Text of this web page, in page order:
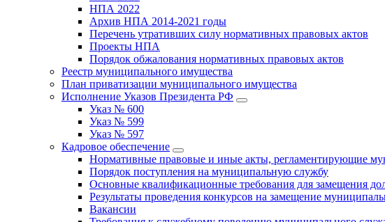
НПА 2022
Архив НПА 2014-2021 годы
Перечень утративших силу нормативных правовых актов
Проекты НПА
Порядок обжалования нормативных правовых актов
Реестр муниципального имущества
План приватизации муниципального имущества
Исполнение Указов Президента РФ
Указ № 600
Указ № 599
Указ № 597
Кадровое обеспечение
Нормативные правовые и иные акты, регламентирующие
Порядок поступления на муниципальную службу
Основные квалификационные требования для замещения
Результаты проведения конкурсов на замещение
Вакансии